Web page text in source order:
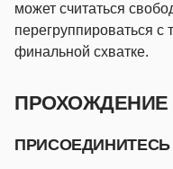
может считаться
перегруппироваться с
финальной схватке.
ПРОХОЖДЕНИЕ